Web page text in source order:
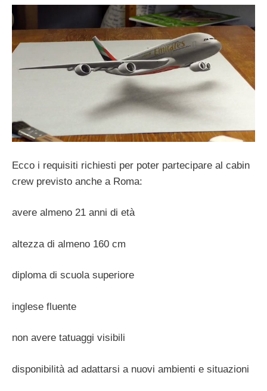
Ecco i requisiti richiesti per poter partecipare al cabin
crew previsto anche a Roma:
avere almeno 21 anni di età
altezza di almeno 160 cm
diploma di scuola superiore
inglese fluente
non avere tatuaggi visibili
disponibilità ad adattarsi a nuovi ambienti e situazioni